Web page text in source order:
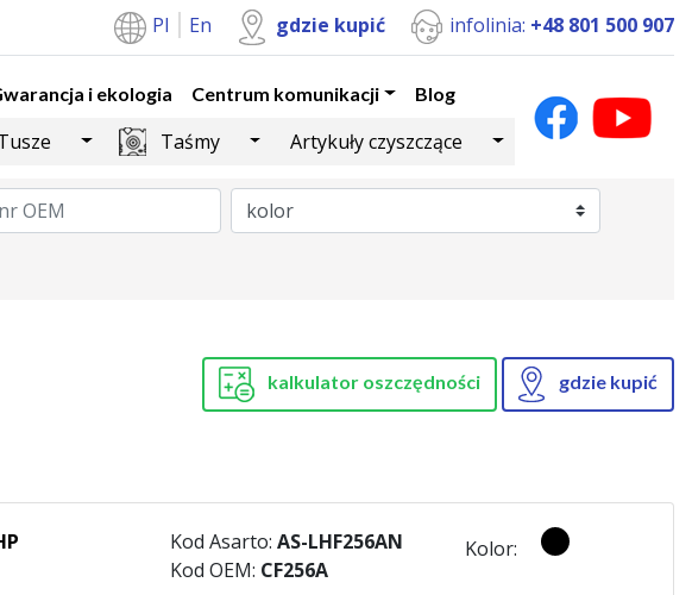
Pl En gdzie kupić infolinia: +48 801 500 907
i ekologia Centrum komunikacji Blog
Toggle Dropdown
Taśmy Toggle Dropdown
Artykuły czyszczące Toggle Dropdown
kalkulator oszczędności gdzie kupić
Kod Asarto:AS-LHF256AN
Kod OEM: CF256A
Kolor: